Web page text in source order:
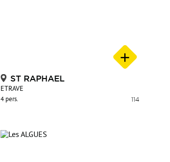
ST RAPHAEL
ETRAVE
4 pers. 114